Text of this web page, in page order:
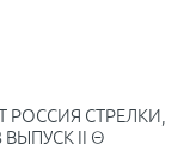
РОССИЯ СТРЕЛКИ,
ВЫПУСК II Θ